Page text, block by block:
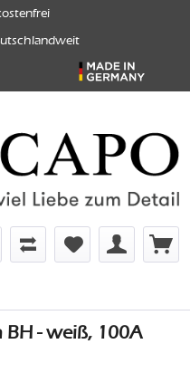
BH - weiß, 100A